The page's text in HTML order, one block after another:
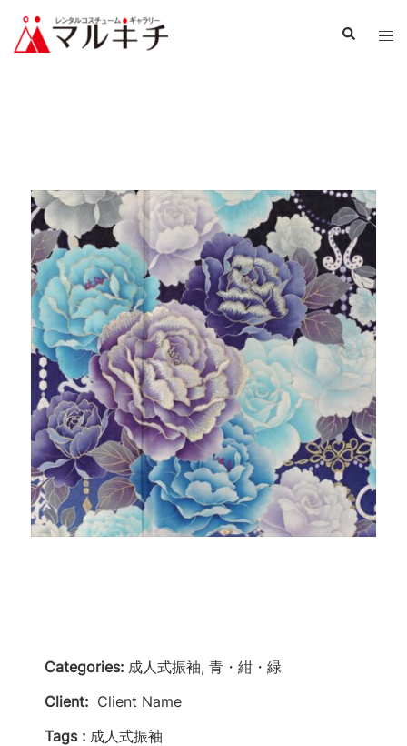
Categories: 成人式振袖, 青・紺・緑
Client: Client Name
Tags : 成人式振袖